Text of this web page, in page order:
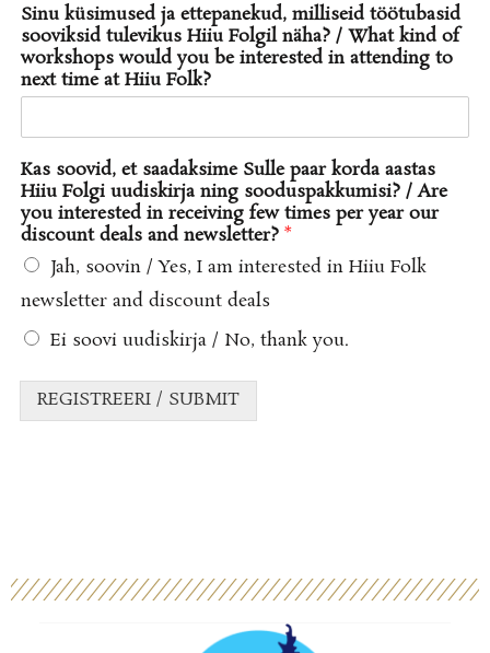
Sinu küsimused ja ettepanekud, milliseid töötubasid
sooviksid tulevikus Hiiu Folgil näha? / What kind of
workshops would you be interested in attending to
next time at Hiiu Folk?
Kas soovid, et saadaksime Sulle paar korda aastas
Hiiu Folgi uudiskirja ning sooduspakkumisi? / Are
you interested in receiving few times per year our
discount deals and newsletter?*
Jah, soovin / Yes, I am interested in Hiiu Folk
newsletter and discount deals
Ei soovi uudiskirja / No, thank you.
REGISTREERI / SUBMIT